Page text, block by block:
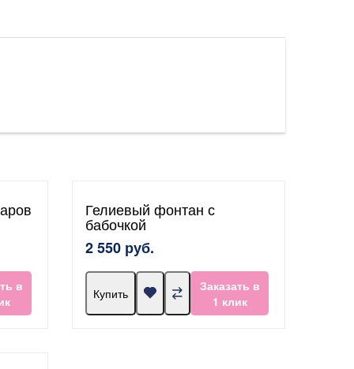
в
Гелиевый фонтан с
бабочкой
2 550 руб.
Купить
Заказать в
1 клик